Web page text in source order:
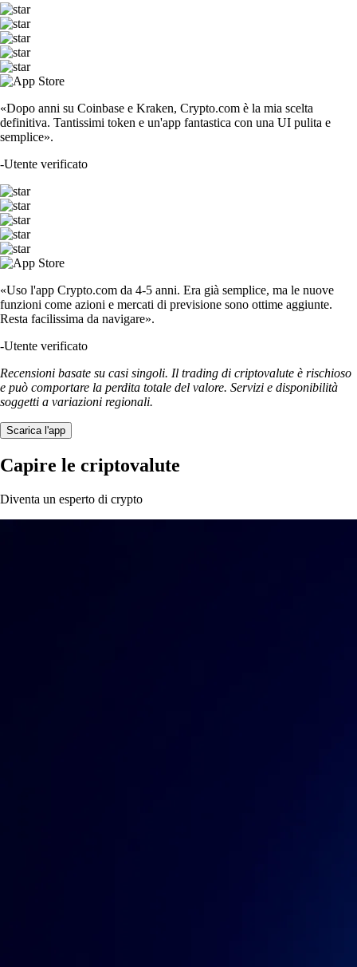
«Dopo anni su Coinbase e Kraken, Crypto.com è la mia scelta
definitiva. Tantissimi token e un'app fantastica con una UI pulita e
semplice».
-Utente verificato
«Uso l'app Crypto.com da 4-5 anni. Era già semplice, ma le nuove
funzioni come azioni e mercati di previsione sono ottime aggiunte.
Resta facilissima da navigare».
-Utente verificato
Recensioni basate su casi singoli. Il trading di criptovalute è rischioso
e può comportare la perdita totale del valore. Servizi e disponibilità
soggetti a variazioni regionali.
Scarica l'app
Capire le criptovalute
Diventa un esperto di crypto